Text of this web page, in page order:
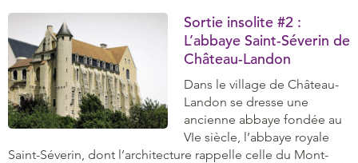
Sortie insolite #2 :
L’abbaye Saint-Séverin de
Château-Landon
Dans le village de Château-
Landon se dresse une
ancienne abbaye fondée au
VIe siècle, l’abbaye royale
Saint-Séverin, dont l’architecture rappelle celle du Mont-